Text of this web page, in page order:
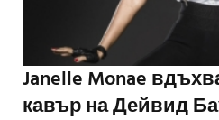
Janelle Monae
кавър на Дейвид